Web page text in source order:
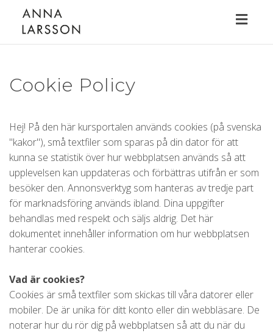
Cookie Policy
Hej! På den här kursportalen används cookies (på svenska
"kakor"), små textfiler som sparas på din dator för att
kunna se statistik över hur webbplatsen används så att
upplevelsen kan uppdateras och förbättras utifrån er som
besöker den. Annonsverktyg som hanteras av tredje part
för marknadsföring används ibland. Dina uppgifter
behandlas med respekt och säljs aldrig. Det här
dokumentet innehåller information om hur webbplatsen
hanterar cookies.
Vad är cookies?
Cookies är små textfiler som skickas till våra datorer eller
mobiler. De är unika för ditt konto eller din webbläsare. De
noterar hur du rör dig på webbplatsen så att du när du